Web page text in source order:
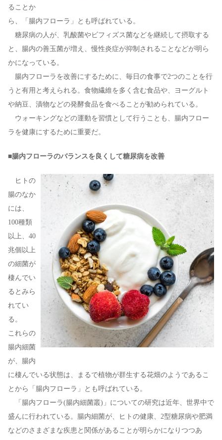
ることか
ら、「腸内フローラ」とも呼ばれている。
糖尿病の人が、乳酸菌やビフィズス菌などを継続して摂取する
と、腸内の善玉菌が増え、慢性炎症が抑制されることなどが明ら
かになっている。
腸内フローラを改善にするために、毎日の食事で2つのことを行
うと有用と考えられる。食物繊維を多く含む食品や、ヨーグルト
や納豆、漬物などの発酵食品を食べることが勧められている。
ウォーキングなどの運動を習慣として行うことも、腸内フロー
ラを健康にするために重要だ。
■腸内フローラのバランスを良くして糖尿病を改善
ヒトの
腸のなか
には、
100種類
以上、40
兆個以上
の細菌が
棲んでい
るとみら
れてい
る。
これらの
腸内細菌
が、腸内
に棲んでいる状態は、まるで植物が群生する花畑のようであるこ
とから「腸内フローラ」とも呼ばれている。
「腸内フローラ(腸内細菌叢)」についての研究は近年、世界中で
盛んに行われている。腸内細菌が、ヒトの健康、2型糖尿病や肥満
などのさまざまな疾患と関係があることが明らかになりつつあ